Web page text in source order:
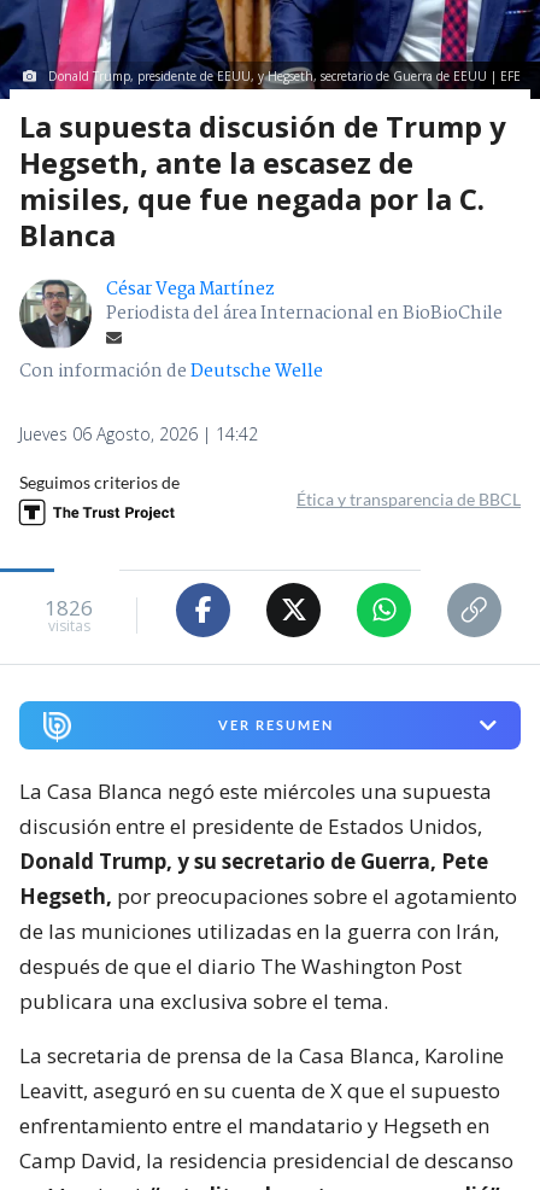
Donald Trump, presidente de EEUU, y Hegseth, secretario de Guerra de EEUU | EFE
La supuesta discusión de Trump y
Hegseth, ante la escasez de
misiles, que fue negada por la C.
Blanca
César Vega Martínez
Periodista del área Internacional en BioBioChile
Con información deDeutsche Welle
Jueves 06 Agosto, 2026 | 14:42
Seguimos criterios de
Ética y transparencia de BBCL
1826
visitas
VER RESUMEN
La Casa Blanca negó este miércoles una supuesta
discusión entre el presidente de Estados Unidos,
Donald Trump, y su secretario de Guerra, Pete
Hegseth, por preocupaciones sobre el agotamiento
de las municiones utilizadas en la guerra con Irán,
después de que el diario The Washington Post
publicara una exclusiva sobre el tema.
La secretaria de prensa de la Casa Blanca, Karoline
Leavitt, aseguró en su cuenta de X que el supuesto
enfrentamiento entre el mandatario y Hegseth en
Camp David, la residencia presidencial de descanso